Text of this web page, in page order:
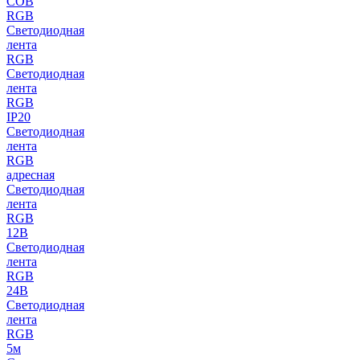
RGB
Светодиодная
лента
RGB
Светодиодная
лента
RGB
IP20
Светодиодная
лента
RGB
адресная
Светодиодная
лента
RGB
12В
Светодиодная
лента
RGB
24В
Светодиодная
лента
RGB
5м